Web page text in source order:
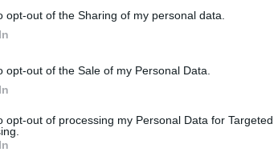
opt-out of the Sharing of my personal data.
opt-out of the Sale of my Personal Data.
opt-out of processing my Personal Data for Targeted
Previous Article
δικό τους άρωμα –
Bollocks’...